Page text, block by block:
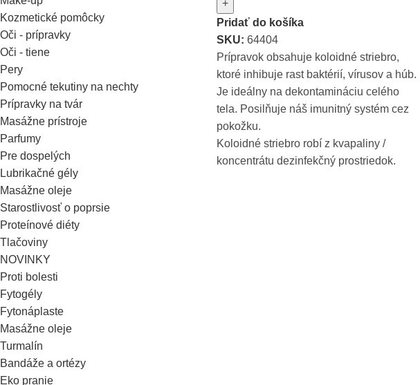
Kozmetické pomôcky
Oči - prípravky
Oči - tiene
Pery
Pomocné tekutiny na nechty
Prípravky na tvár
Masážne prístroje
Parfumy
Pre dospelých
Lubrikačné gély
Masážne oleje
Starostlivosť o poprsie
Proteínové diéty
Tlačoviny
NOVINKY
Proti bolesti
Fytogély
Fytonáplaste
Masážne oleje
Turmalín
Bandáže a ortézy
Eko pranie
+
Pridať do košíka
SKU: 64404
Prípravok obsahuje koloidné striebro,
ktoré inhibuje rast baktérií, vírusov a húb.
Je ideálny na dekontamináciu celého
tela. Posilňuje náš imunitný systém cez
pokožku.
Koloidné striebro robí z kvapaliny /
koncentrátu dezinfekčný prostriedok.